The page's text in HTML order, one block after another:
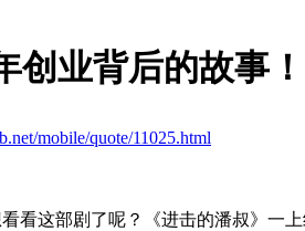
创业背后的故事！
mobile/quote/11025.html
看这部剧了呢？《进击的潘叔》一